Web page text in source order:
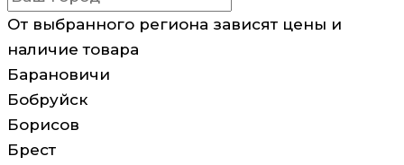
От выбранного региона зависят цены и
наличие товара
Барановичи
Бобруйск
Борисов
Брест